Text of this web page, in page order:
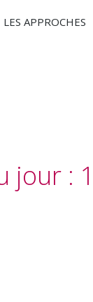
LES APPROCHES
jour :